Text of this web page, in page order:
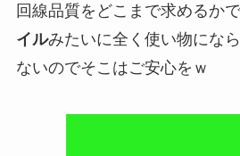
回線品質をどこまで求めるかで
イルみたいに全く使い物にな
ないのでそこはご安心をｗ